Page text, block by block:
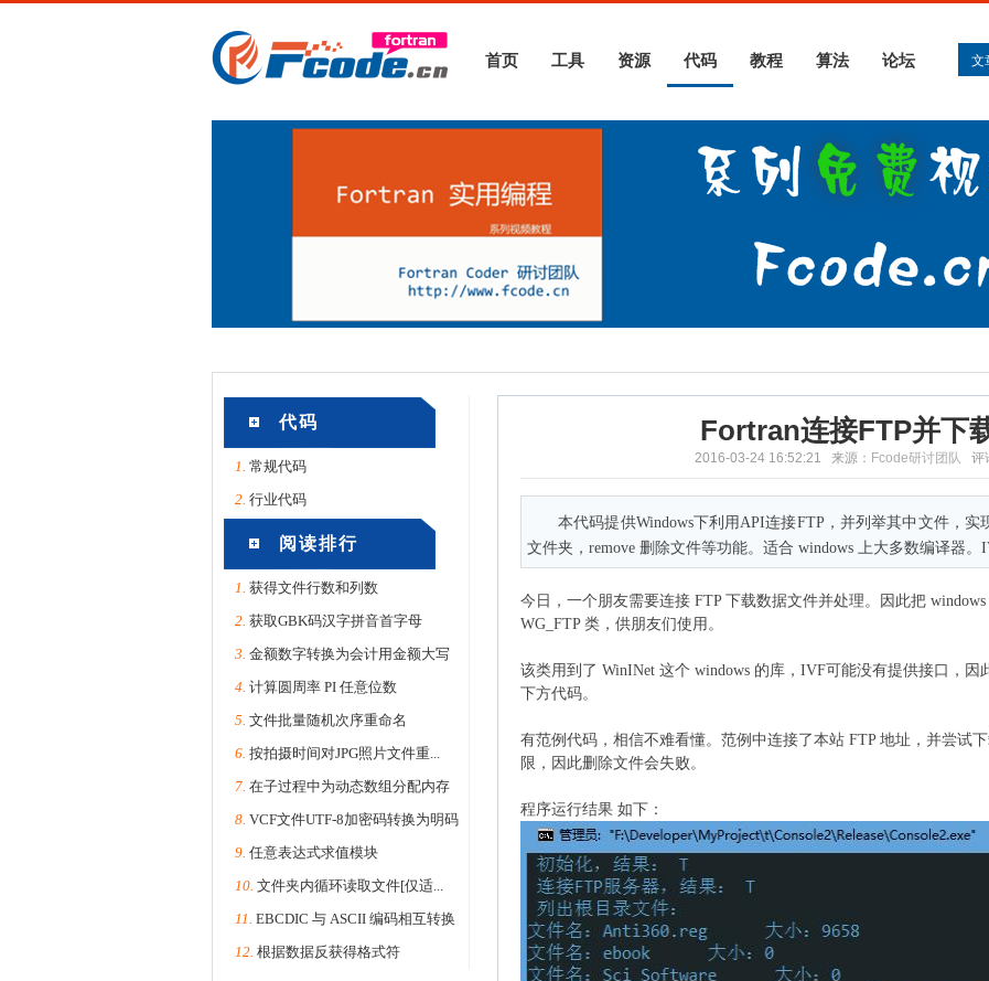
首页 工具 资源 代码 教程 算法 论坛 文
代码
1. 常规代码
2. 行业代码
阅读排行
1. 获得文件行数和列数
2. 获取GBK码汉字拼音首字母
3. 金额数字转换为会计用金额大写
4. 计算圆周率 PI 任意位数
5. 文件批量随机次序重命名
6. 按拍摄时间对JPG照片文件重...
7. 在子过程中为动态数组分配内存
8. VCF文件UTF-8加密码转换为明码
9. 任意表达式求值模块
10. 文件夹内循环读取文件[仅适...
11. EBCDIC 与 ASCII 编码相互转换
12. 根据数据反获得格式符
Fortran连接FTP并下
2016-03-24 16:52:21 来源： Fcode研讨团队 评
本代码提供Windows下利用API连接FTP，并列举其中文件，实
文件夹，remove 删除文件等功能。适合 windows 上大多数编译器。
今日，一个朋友需要连接 FTP 下载数据文件并处理。因此把
WG_FTP 类，供朋友们使用。
该类用到了 WinINet 这个 windows 的库，IVF可能没有提供接口，
下方代码。
有范例代码，相信不难看懂。范例中连接了本站 FTP 地址，并尝试
限，因此删除文件会失败。
程序运行结果 如下：